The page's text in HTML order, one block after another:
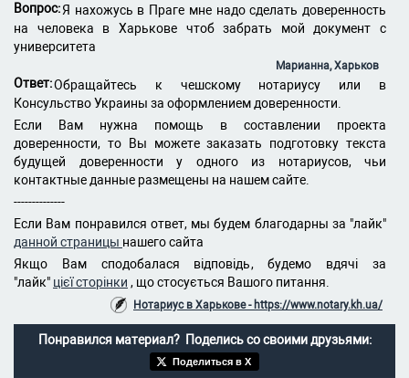
Вопрос:Я нахожусь в Праге мне надо сделать доверенность
на человека в Харькове чтоб забрать мой документ с
университета
Марианна, Харьков
Ответ:Обращайтесь к чешскому нотариусу или в
Консульство Украины за оформлением доверенности.
Если Вам нужна помощь в составлении проекта
доверенности, то Вы можете заказать подготовку текста
будущей доверенности у одного из нотариусов, чьи
контактные данные размещены на нашем сайте.
--------------
Если Вам понравился ответ, мы будем благодарны за "лайк"
данной страницы нашего сайта
Якщо Вам сподобалася відповідь, будемо вдячі за
"лайк" цієї сторінки , що стосується Вашого питання.
Нотариус в Харькове - https://www.notary.kh.ua/
Понравился материал? Поделись со своими друзьями:
Поделиться в X